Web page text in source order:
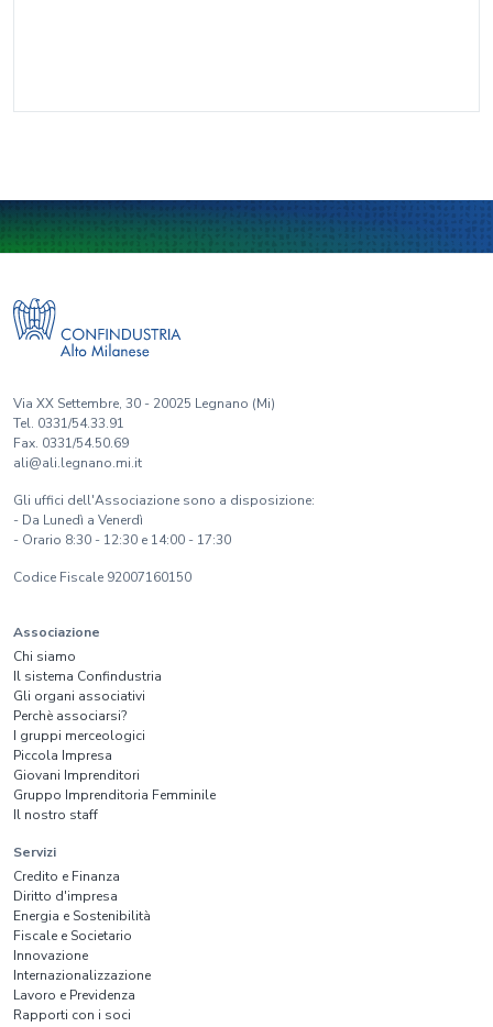
Via XX Settembre, 30 - 20025 Legnano (Mi)
Tel. 0331/54.33.91
Fax. 0331/54.50.69
ali@ali.legnano.mi.it
Gli uffici dell'Associazione sono a disposizione:
- Da Lunedì a Venerdì
- Orario 8:30 - 12:30 e 14:00 - 17:30
Codice Fiscale 92007160150
Associazione
Chi siamo
Il sistema Confindustria
Gli organi associativi
Perchè associarsi?
I gruppi merceologici
Piccola Impresa
Giovani Imprenditori
Gruppo Imprenditoria Femminile
Il nostro staff
Servizi
Credito e Finanza
Diritto d'impresa
Energia e Sostenibilità
Fiscale e Societario
Innovazione
Internazionalizzazione
Lavoro e Previdenza
Rapporti con i soci